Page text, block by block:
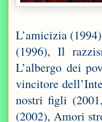
L’amicizia
(1996), Il
L’albergo dei
vincitore
nostri figli
(2002), Amori